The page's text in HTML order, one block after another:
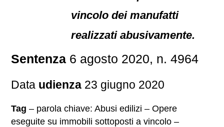
vincolo dei manufatti
realizzati abusivamente.
Sentenza 6 agosto 2020, n. 4964
Data udienza 23 giugno 2020
Tag – parola chiave: Abusi edilizi – Opere
eseguite su immobili sottoposti a vincolo –